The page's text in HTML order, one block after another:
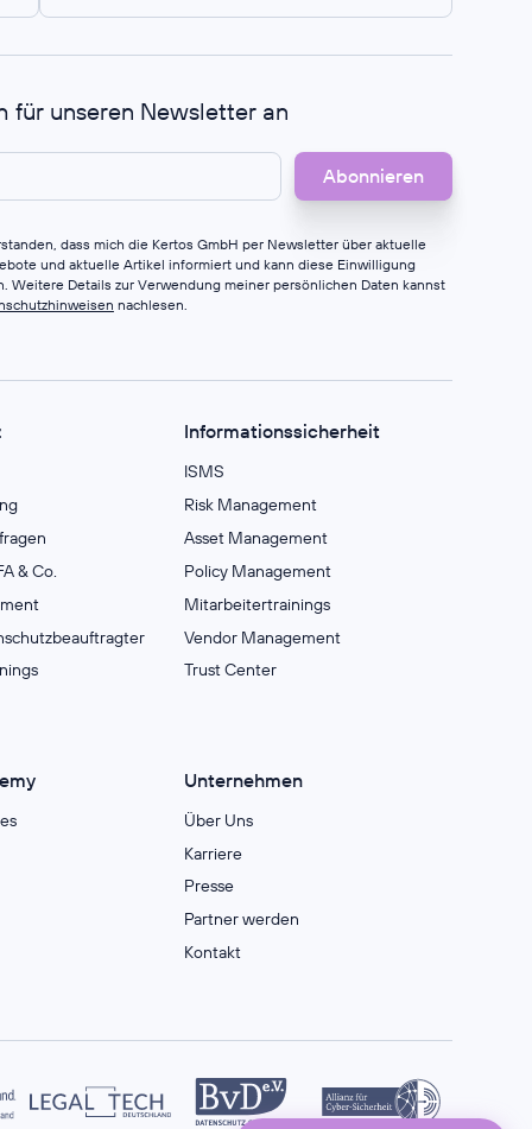
für unseren Newsletter an
dass mich die Kertos GmbH per Newsletter über aktuelle
und aktuelle Artikel informiert und kann diese Einwilligung
Weitere Details zur Verwendung meiner persönlichen Daten kannst
nachlesen.
& Co.
Informationssicherheit
ISMS
Risk Management
Asset Management
Policy Management
Mitarbeitertrainings
Vendor Management
Trust Center
Unternehmen
Über Uns
Karriere
Presse
Partner werden
Kontakt